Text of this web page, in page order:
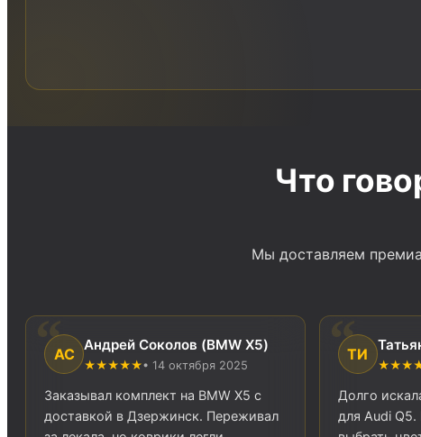
Что
Мы доставляем
АС
Андрей Соколов (BMW X5)
★★★★★• 14 октября 2025
Заказывал комплект на BMW X5 с
доставкой в Дзержинск. Переживал
ТИ
Долго
для Audi